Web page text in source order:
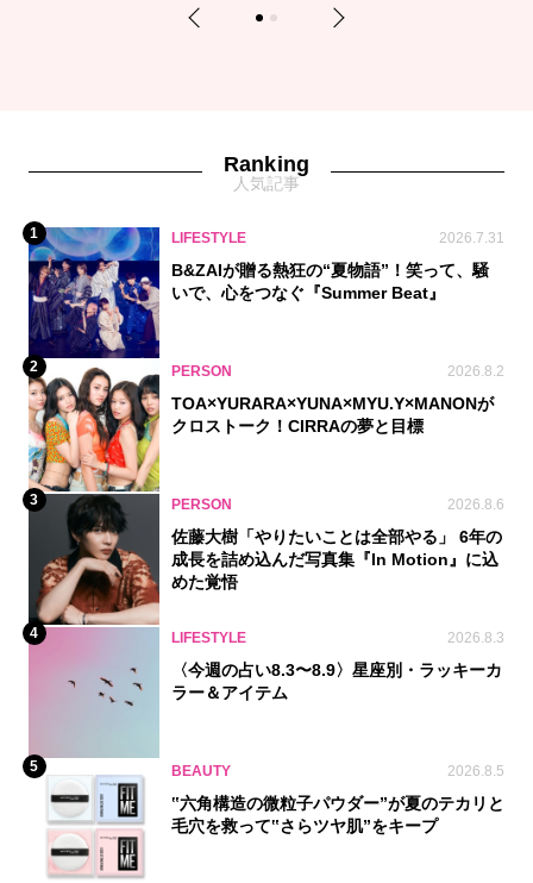
Previous 1 2 Next
Ranking
人気記事
1 LIFESTYLE 2026.7.31
B&ZAIが贈る熱狂の“夏物語”！笑って、騒
いで、心をつなぐ『Summer Beat』
2 PERSON 2026.8.2
TOA×YURARA×YUNA×MYU.Y×MANONが
クロストーク！CIRRAの夢と目標
3 PERSON 2026.8.6
佐藤大樹「やりたいことは全部やる」 6年の
成長を詰め込んだ写真集『In Motion』に込
めた覚悟
4 LIFESTYLE 2026.8.3
〈今週の占い8.3〜8.9〉星座別・ラッキーカ
ラー＆アイテム
5 BEAUTY 2026.8.5
‟六角構造の微粒子パウダー”が夏のテカリと
毛穴を救って‟さらツヤ肌”をキープ